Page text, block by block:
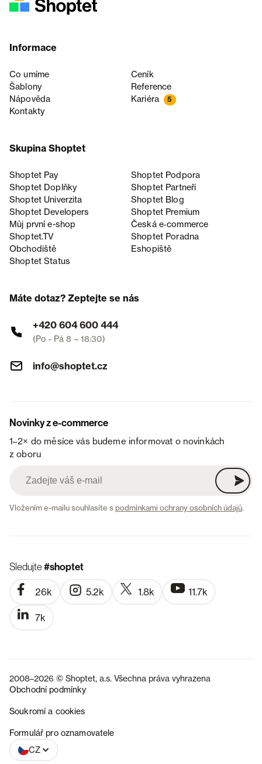
Informace
Co umíme
Ceník
Šablony
Reference
Nápověda
Kariéra 5
Kontakty
Skupina Shoptet
Shoptet Pay
Shoptet Podpora
Shoptet Doplňky
Shoptet Partneři
Shoptet Univerzita
Shoptet Blog
Shoptet Developers
Shoptet Premium
Můj první e-shop
Česká e‑commerce
Shoptet.TV
Shoptet Poradna
Obchodiště
Eshopiště
Shoptet Status
Máte dotaz? Zeptejte se nás
+420 604 600 444
(Po - Pá 8 – 18:30)
info@shoptet.cz
Novinky z e-commerce
1–2× do měsíce vás budeme informovat o novinkách
z oboru
Vložením e-mailu souhlasíte spodmínkami ochrany osobních údajů.
Sledujte#shoptet
26k 5.2k 1.8k 11.7k
7k
2008–2026 © Shoptet, a.s. Všechna práva vyhrazena
Obchodní podmínky
Soukromí a cookies
Formulář pro oznamovatele
CZ